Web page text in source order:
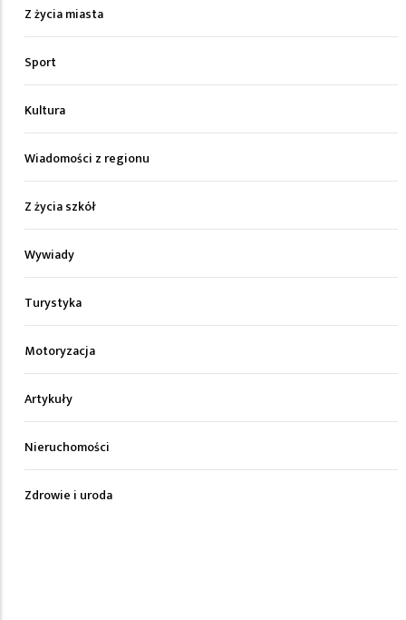
Z życia miasta
Sport
Kultura
Wiadomości z regionu
Z życia szkół
Wywiady
Turystyka
Motoryzacja
Artykuły
Nieruchomości
Zdrowie i uroda